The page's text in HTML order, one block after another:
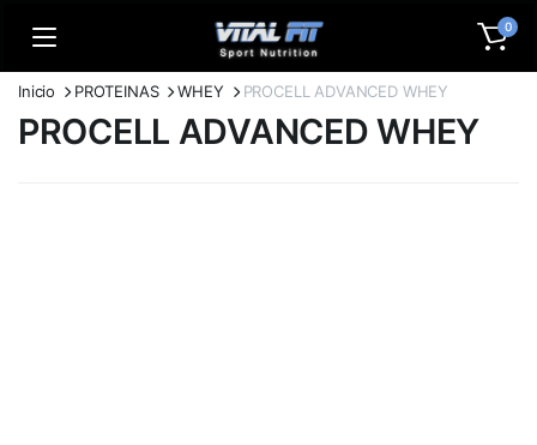
0
Inicio PROTEINAS WHEY PROCELL ADVANCED WHEY
PROCELL ADVANCED WHEY